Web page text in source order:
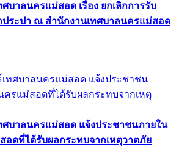
บาลนครแม่สอด เรื่อง ยกเลิกการรับ
ระปา ณ สำนักงานเทศบาลนครแม่สอด
บาลนครแม่สอด แจ้งประชาชนภายใน
อดที่ได้รับผลกระทบจากเหตุวาตภัย